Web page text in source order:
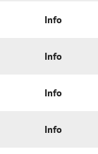
Info
Info
Info
Info